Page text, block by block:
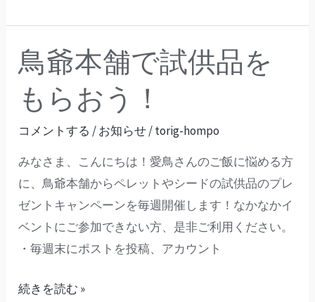
鳥爺本舗で試供品を
もらおう！
コメントする /お知らせ/torig-hompo
みなさま、こんにちは！愛鳥さんのご飯に悩める方
に、鳥爺本舗からペレットやシードの試供品のプレ
ゼントキャンペーンを毎週開催します！なかなかイ
ベントにご参加できない方、是非ご利用ください。
・毎週末にポストを投稿、アカウント
鳥
爺
本
で
試
供
品
を
も
お
続きを読む »